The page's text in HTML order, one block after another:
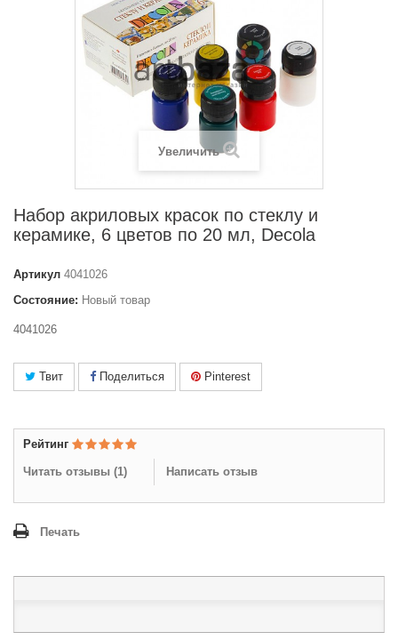
Увеличить
Набор акриловых красок по стеклу и
керамике, 6 цветов по 20 мл, Decola
Артикул 4041026
Состояние: Новый товар
4041026
Твит Поделиться Pinterest
Рейтинг
Читать отзывы (1) Написать отзыв
Печать